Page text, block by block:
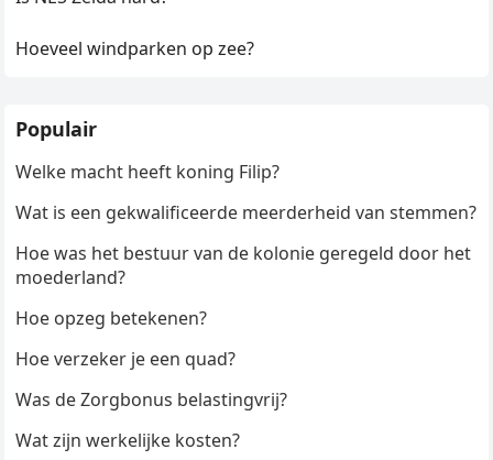
Hoeveel windparken op zee?
Populair
Welke macht heeft koning Filip?
Wat is een gekwalificeerde meerderheid van stemmen?
Hoe was het bestuur van de kolonie geregeld door het
moederland?
Hoe opzeg betekenen?
Hoe verzeker je een quad?
Was de Zorgbonus belastingvrij?
Wat zijn werkelijke kosten?